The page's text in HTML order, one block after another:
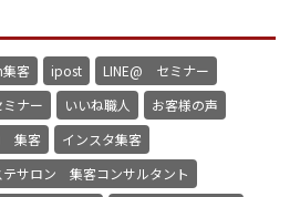
客 ipost
LINE@ セミナー
ナー いいね職人
お客様の声
集客
インスタ集客
テサロン 集客コンサルタント